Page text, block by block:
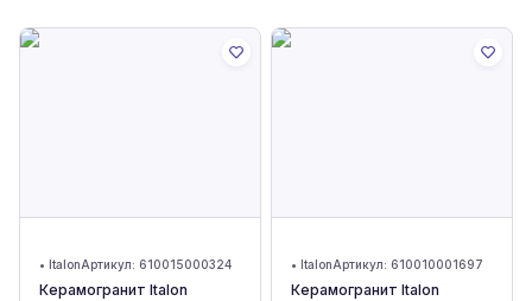
• ItalonАртикул: 610015000324
Керамогранит Italon
• ItalonАртикул: 610010001697
Керамогранит Italon